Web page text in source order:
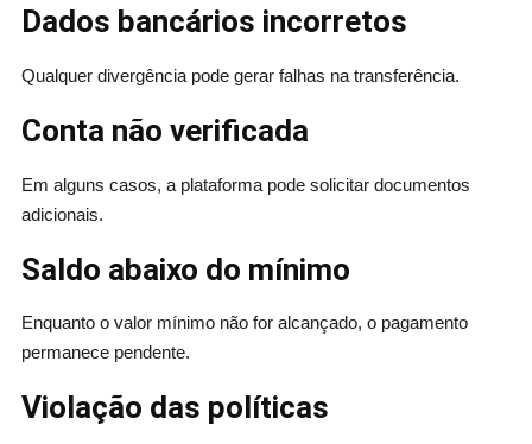
Dados bancários incorretos
Qualquer divergência pode gerar falhas na transferência.
Conta não verificada
Em alguns casos, a plataforma pode solicitar documentos
adicionais.
Saldo abaixo do mínimo
Enquanto o valor mínimo não for alcançado, o pagamento
permanece pendente.
Violação das políticas